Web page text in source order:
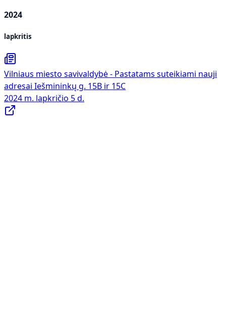
2024
lapkritis
Vilniaus miesto savivaldybė - Pastatams suteikiami nauji
adresai Iešmininkų g. 15B ir 15C
2024 m. lapkričio 5 d.